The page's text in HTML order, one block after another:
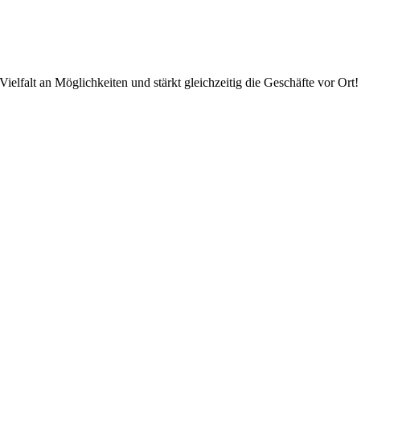
an Möglichkeiten und stärkt gleichzeitig die Geschäfte vor Ort!